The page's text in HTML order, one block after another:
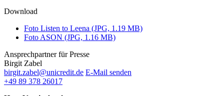
Download
Foto Listen to Leena (JPG, 1.19 MB)
Foto ASON (JPG, 1.16 MB)
Ansprechpartner für Presse
Birgit Zabel
birgit.zabel@unicredit.de E-Mail senden
+49 89 378 26017